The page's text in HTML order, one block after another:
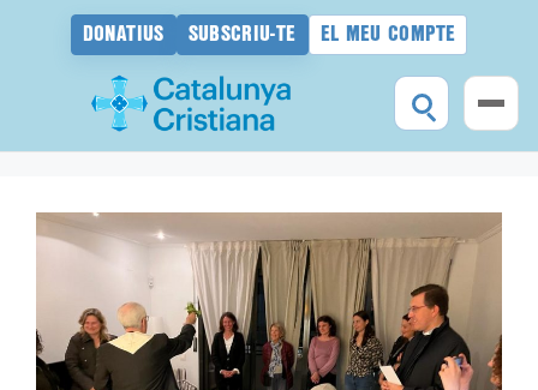
DONATIUS SUBSCRIU-TE EL MEU COMPTE